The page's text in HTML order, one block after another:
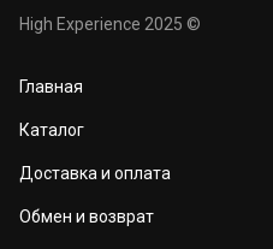
и перчатки
и маски
High Experience 2025 ©
Главная
Каталог
Доставка и оплата
Обмен и возврат